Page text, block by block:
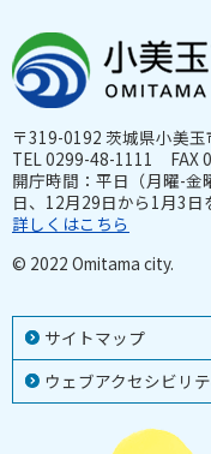
サイトマップ
ウェブアクセシビリテ
〒319-0192 茨城県小美玉
TEL 0299-48-1111 FAX
開庁時間：平日（月曜-
日、12月29日から1月3日
詳しくはこちら
© 2022 Omitama city.